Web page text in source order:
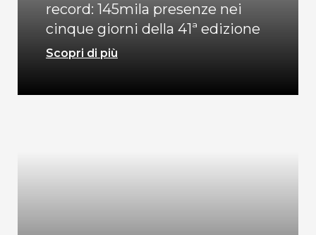
record: 145mila presenze nei
cinque giorni della 41ª edizione
Scopri di più